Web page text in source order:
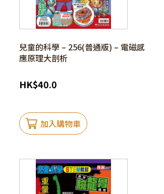
兒童的科學 – 256(普通版) – 電磁感
應原理大剖析
HK$40.0
加入購物車